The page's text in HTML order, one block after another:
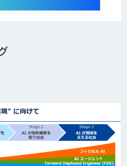
オーダーメイドAI開発（知
回路/CAD/外観検査）